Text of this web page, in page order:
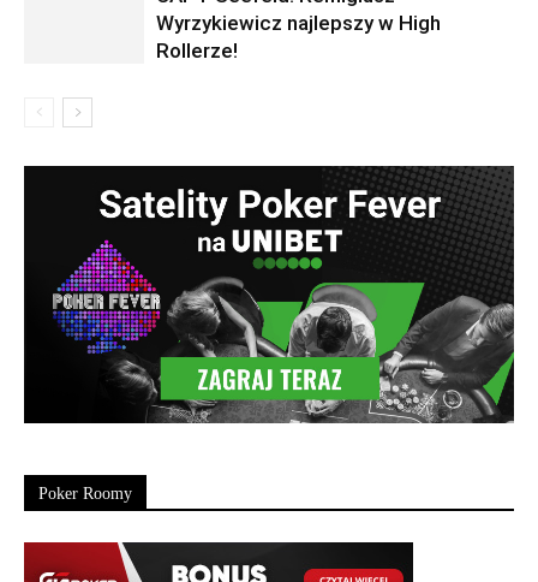
Wyrzykiewicz najlepszy w High
Rollerze!
Poker Roomy